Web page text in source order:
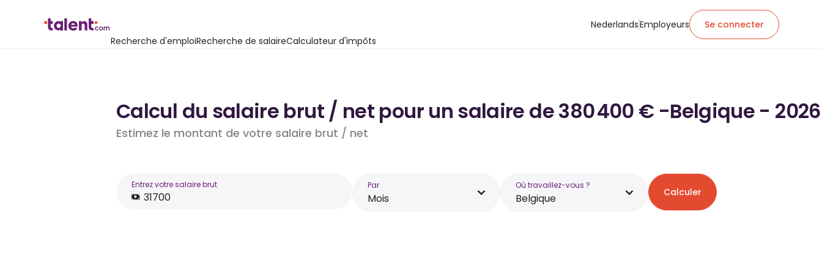
Recherche d'emploiRecherche de salaireCalculateur d'impôts
NederlandsEmployeurs Se connecter
Calcul du salaire brut / net pour un salaire de 380 400 € -Belgique - 2026
Estimez le montant de votre salaire brut / net
Entrez votre salaire brut Par
Mois
Où travaillez-vous ?
Belgique Calculer